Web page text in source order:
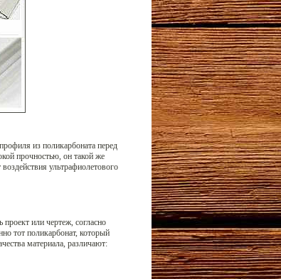
из поликарбоната перед
прочностью, он такой же
ультрафиолетового
или чертеж, согласно
тот поликарбонат, который
материала, различают: